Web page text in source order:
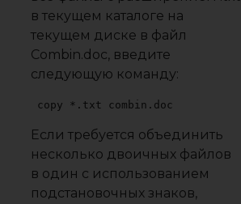
в текущем каталоге на
текущем диске в файл
Combin.doc, введите
следующую команду:
copy *.txt combin.doc
Если требуется объединить
несколько двоичных файлов
в один с использованием
подстановочных знаков,